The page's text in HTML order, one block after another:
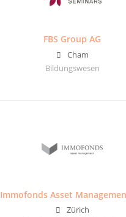
FBS Group AG
Cham
Bildungswesen
Immofonds Asset
Zürich